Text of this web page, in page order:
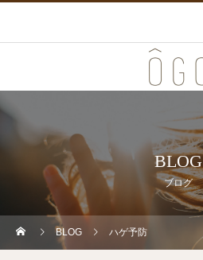
BLOG
ブログ
BLOG ハゲ予防